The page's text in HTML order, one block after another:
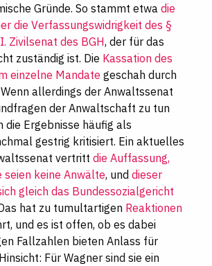
Gründe. So stammt etwadie
die Verfassungswidrigkeit des §
Zivilsenat des BGH, der für das
zuständig ist. Die Kassation des
einzelne Mandate geschah durch
allerdings der Anwaltssenat
der Anwaltschaft zu tun
die Ergebnisse häufig als
gestrig kritisiert. Ein aktuelles
vertrittdie Auffassung,
seien keine Anwälte, unddieser
gleich das Bundessozialgericht
hat zu tumultartigen Reaktionen
und es ist offen, ob es dabei
Fallzahlen bieten Anlass für
Für Wagner sind sie ein